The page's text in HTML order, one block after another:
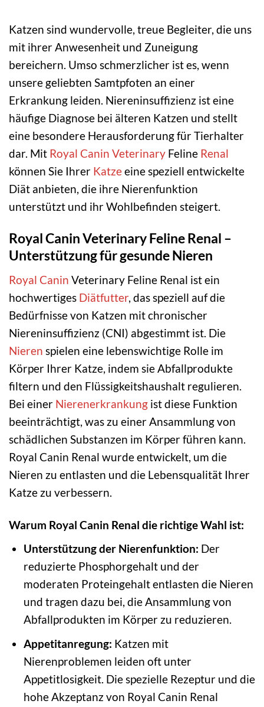
Katzen sind wundervolle, treue Begleiter, die uns
mit ihrer Anwesenheit und Zuneigung
bereichern. Umso schmerzlicher ist es, wenn
unsere geliebten Samtpfoten an einer
Erkrankung leiden. Niereninsuffizienz ist eine
häufige Diagnose bei älteren Katzen und stellt
eine besondere Herausforderung für Tierhalter
dar. Mit Royal Canin Veterinary Feline Renal
können Sie Ihrer Katzeeine speziell entwickelte
Diät anbieten, die ihre Nierenfunktion
unterstützt und ihr Wohlbefinden steigert.
Royal Canin Veterinary Feline Renal –
Unterstützung für gesunde Nieren
Royal Canin Veterinary Feline Renal ist ein
hochwertiges Diätfutter, das speziell auf die
Bedürfnisse von Katzen mit chronischer
Niereninsuffizienz (CNI) abgestimmt ist. Die
Nieren spielen eine lebenswichtige Rolle im
Körper Ihrer Katze, indem sie Abfallprodukte
filtern und den Flüssigkeitshaushalt regulieren.
Bei einer Nierenerkrankung ist diese Funktion
beeinträchtigt, was zu einer Ansammlung von
schädlichen Substanzen im Körper führen kann.
Royal Canin Renal wurde entwickelt, um die
Nieren zu entlasten und die Lebensqualität Ihrer
Katze zu verbessern.
Warum Royal Canin Renal die richtige Wahl ist:
Unterstützung der Nierenfunktion: Der
reduzierte Phosphorgehalt und der
moderaten Proteingehalt entlasten die Nieren
und tragen dazu bei, die Ansammlung von
Abfallprodukten im Körper zu reduzieren.
Appetitanregung: Katzen mit
Nierenproblemen leiden oft unter
Appetitlosigkeit. Die spezielle Rezeptur und die
hohe Akzeptanz von Royal Canin Renal